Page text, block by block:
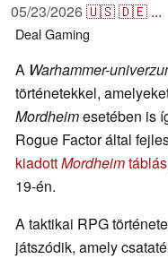
05/23/2026🇺🇸🇩🇪 ...
DealGaming
A Warhammer-
történetekkel,
Mordheimesetében is
Rogue Factor által
kiadottMordheim
19-én.
A taktikai RPG
játszódik, amely